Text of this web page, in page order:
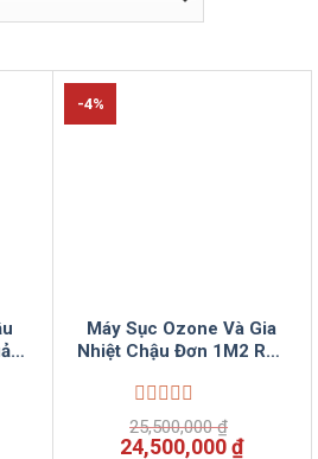
-4%
Máy Sục Ozone Và Gia
Nhiệt Chậu Đơn 1M2 Rửa
VinSun
Được
xếp
25,500,000₫
Giá
24,500,000₫Giá